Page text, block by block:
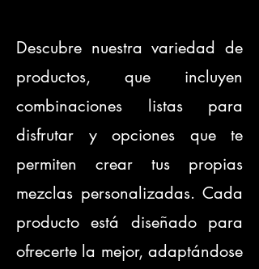
Descubre nuestra variedad de
productos, que incluyen
combinaciones listas para
disfrutar y opciones que te
permiten crear tus propias
mezclas personalizadas. Cada
producto está diseñado para
ofrecerte la mejor, adaptándose